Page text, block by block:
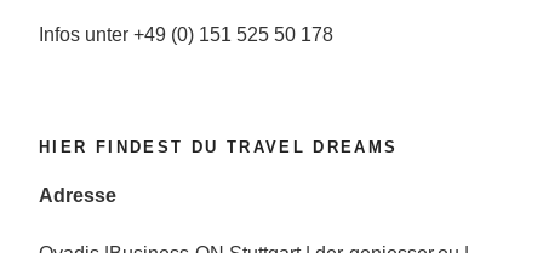
Infos unter +49 (0) 151 525 50 178
HIER FINDEST DU TRAVEL DREAMS
Adresse